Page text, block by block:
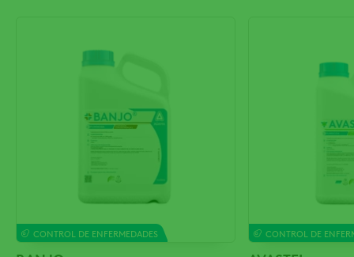
CONTROL DE ENFERMEDADES CONTROL DE